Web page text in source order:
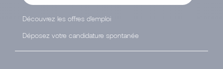
Découvrez les offres d'emploi
Déposez votre candidature spontanée